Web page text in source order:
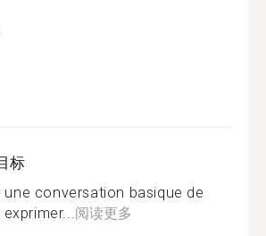
标
une conversation basique de
阅读更多